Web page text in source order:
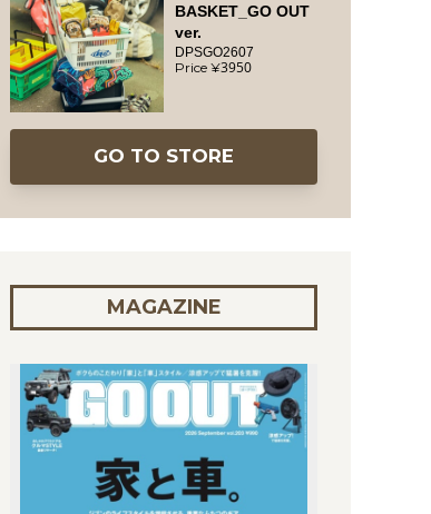
BASKET_GO OUT
ver.
DPSGO2607
3950
GO TO STORE
MAGAZINE